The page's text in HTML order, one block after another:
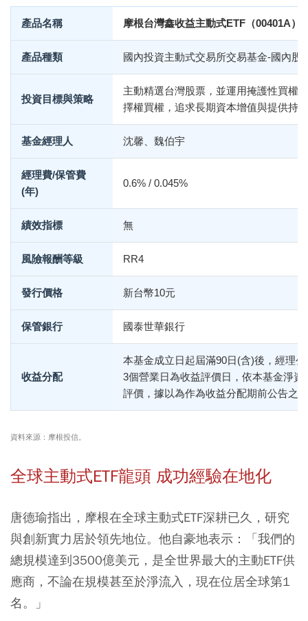
產品名稱 摩根台灣鑫收益主動式ETF（00401A）
產品種類 國內投資主動式交易所交易基金-國內股
投資目標與策略
主動精選台灣股票，並運用掩護性買權
擇權買權，追求長期資本增值與提供持
基金經理人 沈馨、魏伯宇
經理費/保管費
(年)
0.6% / 0.045%
績效指標 無
風險報酬等級 RR4
發行價格 新台幣10元
保管銀行 國泰世華銀行
收益分配
本基金成立日起屆滿90日(含)後，經理
3個營業日為收益評價日，依本基金淨
評價，據以為作為收益分配期前公告之
資料來源：摩根投信。
全球主動式ETF龍頭 成功經驗在地化
唐德瑜指出，摩根在全球主動式ETF深耕已久，研究
與創新實力居於領先地位。他自豪地表示：「我們的
總規模達到3500億美元，是全世界最大的主動ETF供
應商，不論在規模甚至於淨流入，現在位居全球第1
名。」